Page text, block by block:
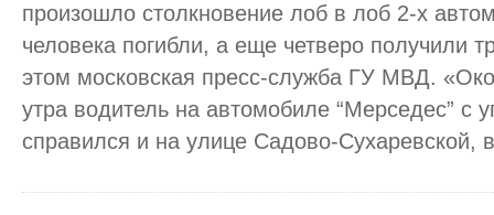
произошло столкновение лоб в лоб 2-х
человека погибли, а еще четверо получили
этом московская пресс-служба ГУ МВД.
утра водитель на автомобиле “Мерседес” с
справился и на улице Садово-